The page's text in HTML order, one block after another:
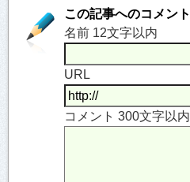
この記事へのコメント
名前 12文字以内
URL
コメント 300文字以内